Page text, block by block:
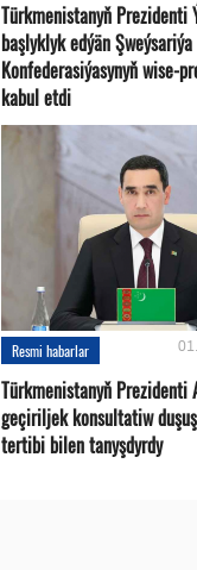
Türkmenistanyň Prezidenti
başlyklyk edýän Şweýsariýa
Konfederasiýasynyň wise-
kabul etdi
Resmi habarlar
Türkmenistanyň Prezidenti
geçiriljek konsultatiw
tertibi bilen tanyşdyrdy